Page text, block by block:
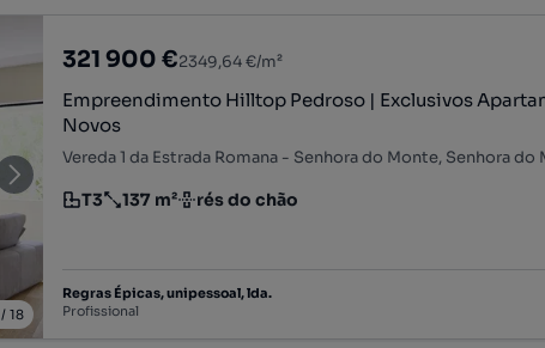
/18
321 900 €2349,64 €/m²
Empreendimento Hilltop Pedroso | Exclusivos
Novos
Tipologia
T3
Preço por metro quadrado
137 m²
Andar rés do chão
Regras Épicas, unipessoal, lda.
Profissional